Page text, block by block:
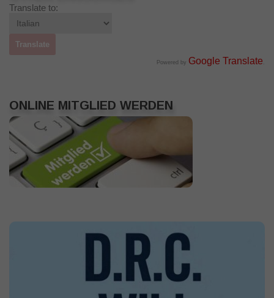
Translate to:
Powered by Google Translate .
ONLINE MITGLIED WERDEN